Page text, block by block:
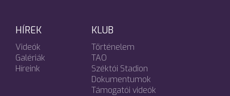
HÍREK
Videók
Galériák
Híreink
KLUB
Történelem
TAO
Széktói Stadion
Dokumentumok
Támogatói videók